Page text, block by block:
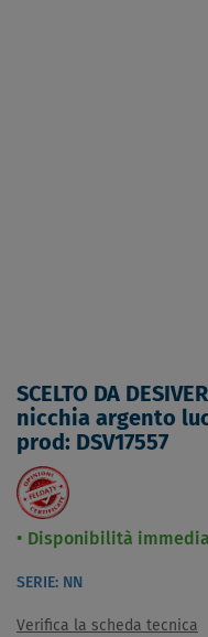
SCELTO DA
nicchia argento
prod: DSV17557
Disponibilità
SERIE: NN
Verifica la scheda tecnica